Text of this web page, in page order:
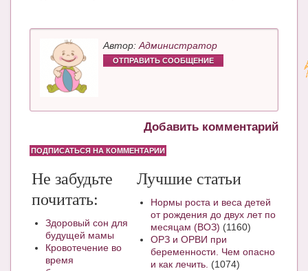
Автор: Администратор
ОТПРАВИТЬ СООБЩЕНИЕ
Добавить комментарий
ПОДПИСАТЬСЯ НА КОММЕНТАРИИ
Не забудьте
почитать:
Здоровый сон для
будущей мамы
Кровотечение во
время
Лучшие статьи
Нормы роста и веса детей
от рождения до двух лет по
месяцам (ВОЗ) (1160)
ОРЗ и ОРВИ при
беременности. Чем опасно
и как лечить. (1074)